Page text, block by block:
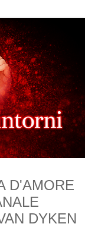
D'AMORE
DYKEN